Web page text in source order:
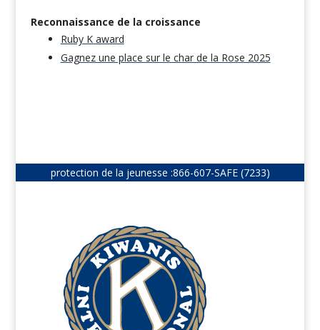
Reconnaissance de la croissance
Ruby K award
Gagnez une place sur le char de la Rose 2025
protection de la jeunesse :866-607-SAFE (7233)